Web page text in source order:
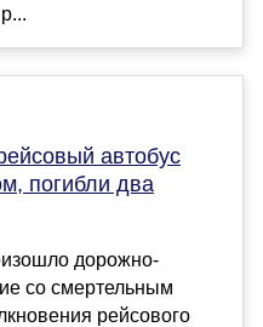
автобус
погибли два
дорожно-
со смертельным
рейсового